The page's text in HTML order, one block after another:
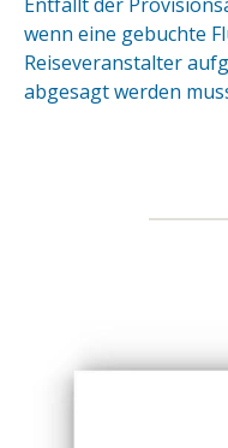
wenn eine gebuchte
Reiseveranstalter
abgesagt werden